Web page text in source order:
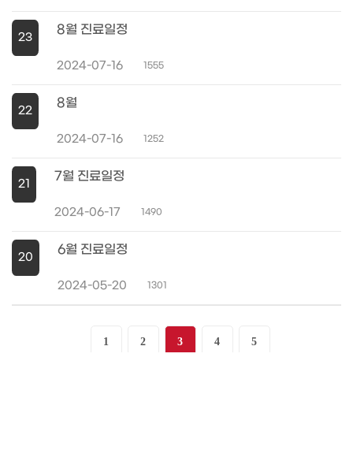
23
8월 진료일정
2024-07-16 1555
22
8월
2024-07-16 1252
21
7월 진료일정
2024-06-17 1490
20
6월 진료일정
2024-05-20 1301
1 2 3 4 5